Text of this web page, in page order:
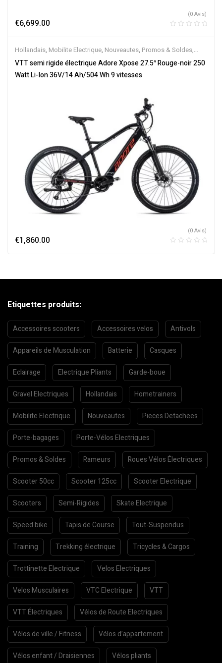
€6,699.00
(0 Avis)
Hollandais, Mobilite Electrique, Nouveautes, Promos & Soldes,
Semi-Rigides,Vélo électrique ville,Velos Electriques,VTT
Électriques
VTT semi rigide électrique Adore Xpose 27.5″ Rouge-noir 250
Watt Li-Ion 36V/14 Ah/504 Wh 9 vitesses
€1,860.00
(0 Avis)
Etiquettes produits:
Accessoires scooters Accessoires velos Antivols
Appareils de Musculation Batterie Casques
Eclairage Electrique Pliants Garde-boue
Gravel Electriques Hollandais Hometrainers
Mobilite Electrique Nouveautes Pieces Detachees
Porte-bagages Porte-Vélos Electriques
Promos & Soldes Rameurs Roues Vélos Électriques
Scooter 50cc Scooter 125cc Scooter Electrique
Scooters Semi-Rigides Skate Electrique
Speed bike Tapis de Course Tout-Suspendus
Training Trekking électrique Tricycles & Cargos
Trottinette Electrique Velos Electriques
Velos Musculaires VTC Electrique VTT
VTT Électriques Vélos de Route Electriques
Vélos de ville / Fitness Vélos d’appartement
Vélos enfant / Draisiennes Vélos pliants